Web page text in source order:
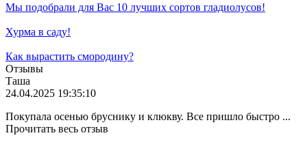
Мы подобрали для Вас 10 лучших сортов гладиолусов!
Хурма в саду!
Как вырастить смородину?
Отзывы
Таша
24.04.2025 19:35:10
Покупала осенью бруснику и клюкву. Все пришло быстро ...
Прочитать весь отзыв